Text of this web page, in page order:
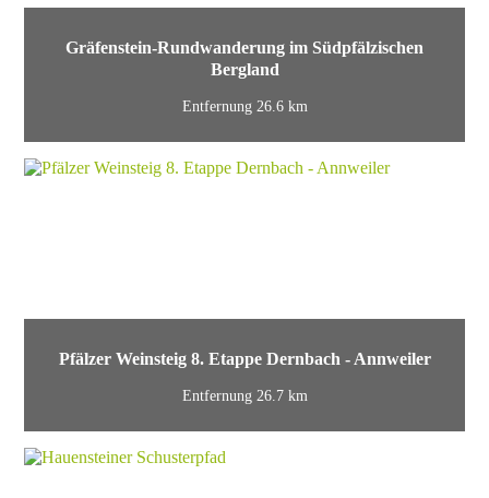
Gräfenstein-Rundwanderung im Südpfälzischen
Bergland
Entfernung 26.6 km
Pfälzer Weinsteig 8. Etappe Dernbach - Annweiler
Entfernung 26.7 km